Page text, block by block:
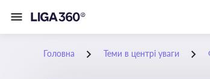
Головна Теми в центрі уваги